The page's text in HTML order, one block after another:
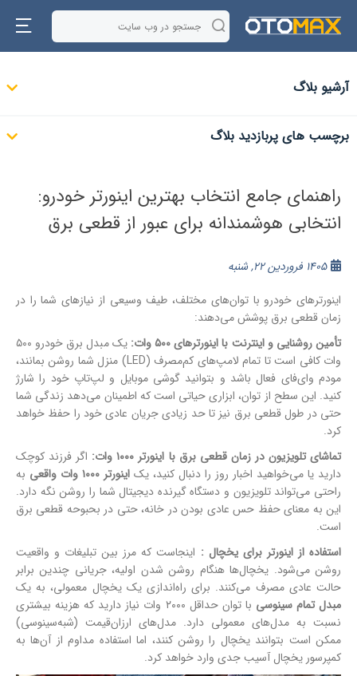
آرشیو بلاگ
برچسب های پربازدید بلاگ
راهنمای جامع انتخاب بهترین اینورتر خودرو:
انتخابی هوشمندانه برای عبور از قطعی برق
1405 فروردین 22, شنبه
اینورترهای خودرو با توان‌های مختلف، طیف وسیعی از نیازهای شما را در
زمان قطعی برق پوشش می‌دهند:
تأمین روشنایی و اینترنت با اینورترهای ۵۰۰ وات:
یک مبدل برق خودرو ۵۰۰
وات کافی است تا تمام لامپ‌های کم‌مصرف (LED) منزل شما روشن بمانند،
مودم وای‌فای فعال باشد و بتوانید گوشی موبایل و لپ‌تاپ خود را شارژ
کنید. این سطح از توان، ابزاری حیاتی است که اطمینان می‌دهد زندگی شما
حتی در طول قطعی برق نیز تا حد زیادی جریان عادی خود را حفظ خواهد
کرد.
تماشای تلویزیون در زمان قطعی برق با اینورتر ۱۰۰۰ وات:
اگر فرزند کوچک
دارید یا می‌خواهید اخبار روز را دنبال کنید، یک اینورتر ۱۰۰۰ وات واقعی
به
راحتی می‌تواند تلویزیون و دستگاه گیرنده دیجیتال شما را روشن نگه دارد.
این به معنای حفظ حس عادی بودن در خانه، حتی در بحبوحه قطعی برق
است.
استفاده از اینورتر برای یخچال : اینجاست که مرز بین تبلیغات و واقعیت
روشن می‌شود. یخچال‌ها هنگام روشن شدن اولیه، جریانی چندین برابر
حالت عادی مصرف می‌کنند. برای راه‌اندازی یک یخچال معمولی، به یک
مبدل تمام سینوسی
با توان حداقل ۲۰۰۰ وات نیاز دارید که هزینه بیشتری
نسبت به مدل‌های معمولی دارد. مدل‌های ارزان‌قیمت (شبه‌سینوسی)
ممکن است بتوانند یخچال را روشن کنند، اما استفاده مداوم از آن‌ها به
کمپرسور یخچال آسیب جدی وارد خواهد کرد.